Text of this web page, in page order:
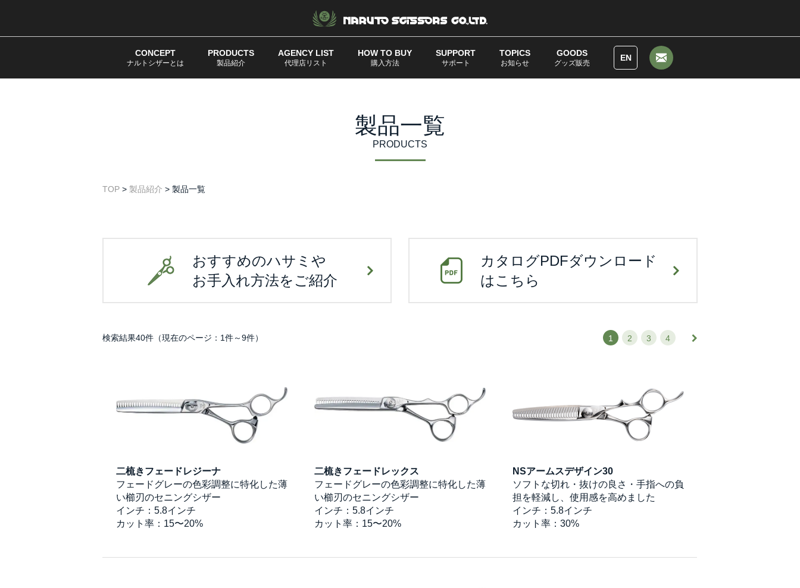
CONCEPT
ナルトシザーとは
PRODUCTS
製品紹介
AGENCY LIST
代理店リスト
HOW TO BUY
購入方法
SUPPORT
サポート
TOPICS
お知らせ
GOODS
グッズ販売
EN
製品一覧
PRODUCTS
TOP > 製品紹介 > 製品一覧
おすすめのハサミや
お手入れ方法をご紹介
カタログPDFダウンロード
はこちら
検索結果40件（現在のページ：1件～9件） 1 2 3 4
二梳きフェードレジーナ
フェードグレーの色彩調整に特化した薄
い櫛刃のセニングシザー
インチ：5.8インチ
カット率：15〜20%
二梳きフェードレックス
フェードグレーの色彩調整に特化した薄
い櫛刃のセニングシザー
インチ：5.8インチ
カット率：15〜20%
NSアームスデザイン30
ソフトな切れ・抜けの良さ・手指への負
担を軽減し、使用感を高めました
インチ：5.8インチ
カット率：30%